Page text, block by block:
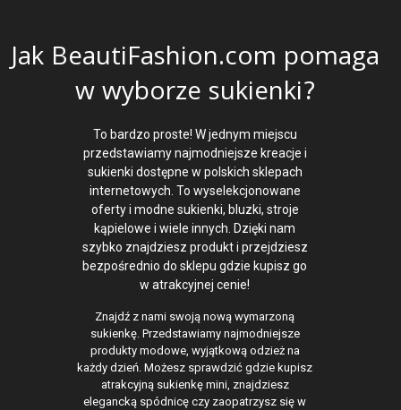
Jak BeautiFashion.com pomaga
w wyborze sukienki?
To bardzo proste! W jednym miejscu
przedstawiamy najmodniejsze kreacje i
sukienki dostępne w polskich sklepach
internetowych. To wyselekcjonowane
oferty i modne sukienki, bluzki, stroje
kąpielowe i wiele innych. Dzięki nam
szybko znajdziesz produkt i przejdziesz
bezpośrednio do sklepu gdzie kupisz go
w atrakcyjnej cenie!
Znajdź z nami swoją nową wymarzoną
sukienkę. Przedstawiamy najmodniejsze
produkty modowe, wyjątkową odzież na
każdy dzień. Możesz sprawdzić gdzie kupisz
atrakcyjną sukienkę mini, znajdziesz
elegancką spódnicę czy zaopatrzysz się w